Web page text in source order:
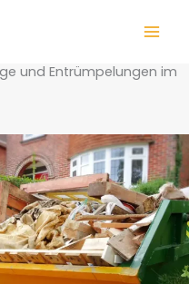
und Entrümpelungen im